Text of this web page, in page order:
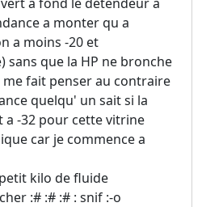
a monter qu a
a moins -20 et
sans que la HP ne bronche
me fait penser au contraire
quelqu' un sait si la
a -32 pour cette vitrine
car je commence a
kilo de fluide
:# :# :# : snif :-o